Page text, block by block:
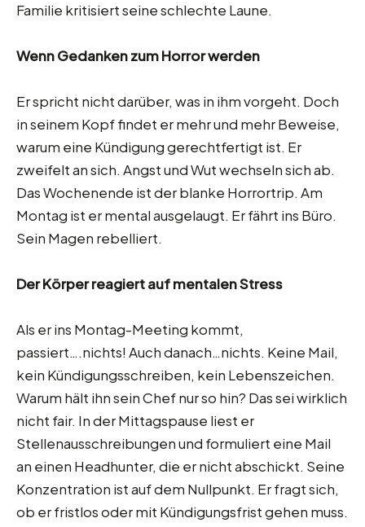
Familie kritisiert seine schlechte Laune.
Wenn Gedanken zum Horror werden
Er spricht nicht darüber, was in ihm vorgeht. Doch
in seinem Kopf findet er mehr und mehr Beweise,
warum eine Kündigung gerechtfertigt ist. Er
zweifelt an sich. Angst und Wut wechseln sich ab.
Das Wochenende ist der blanke Horrortrip. Am
Montag ist er mental ausgelaugt. Er fährt ins Büro.
Sein Magen rebelliert.
Der Körper reagiert auf mentalen Stress
Als er ins Montag-Meeting kommt,
passiert….nichts! Auch danach…nichts. Keine Mail,
kein Kündigungsschreiben, kein Lebenszeichen.
Warum hält ihn sein Chef nur so hin? Das sei wirklich
nicht fair. In der Mittagspause liest er
Stellenausschreibungen und formuliert eine Mail
an einen Headhunter, die er nicht abschickt. Seine
Konzentration ist auf dem Nullpunkt. Er fragt sich,
ob er fristlos oder mit Kündigungsfrist gehen muss.